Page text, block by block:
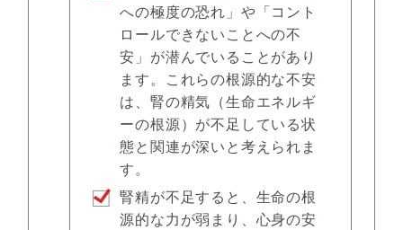
への極度の恐れ」や「コント
ロールできないことへの不
安」が潜んでいることがあり
ます。これらの根源的な不安
は、腎の精気（生命エネルギ
ーの根源）が不足している状
態と関連が深いと考えられま
す。
腎精が不足すると、生命の根
源的な力が弱まり、心身の安